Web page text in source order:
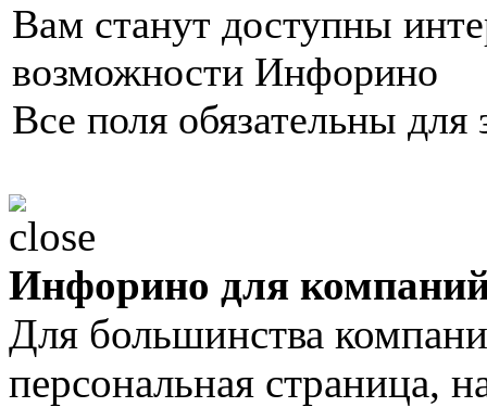
Вам станут доступны
возможности Инфорино
Все поля обязательны для
Инфорино для
Для большинства
персональная страница,